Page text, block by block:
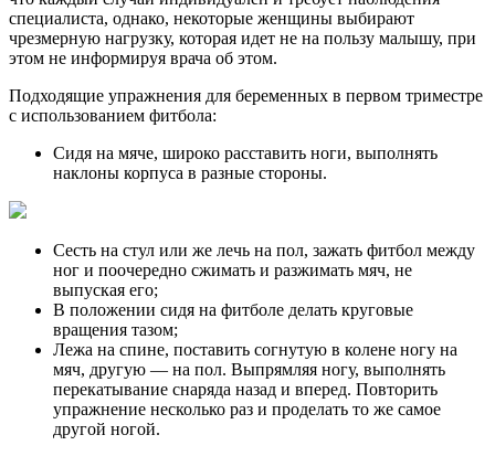
специалиста, однако, некоторые женщины выбирают
чрезмерную нагрузку, которая идет не на пользу малышу, при
этом не информируя врача об этом.
Подходящие упражнения для беременных в первом триместре
с использованием фитбола:
Сидя на мяче, широко расставить ноги, выполнять
наклоны корпуса в разные стороны.
Сесть на стул или же лечь на пол, зажать фитбол между
ног и поочередно сжимать и разжимать мяч, не
выпуская его;
В положении сидя на фитболе делать круговые
вращения тазом;
Лежа на спине, поставить согнутую в колене ногу на
мяч, другую — на пол. Выпрямляя ногу, выполнять
перекатывание снаряда назад и вперед. Повторить
упражнение несколько раз и проделать то же самое
другой ногой.